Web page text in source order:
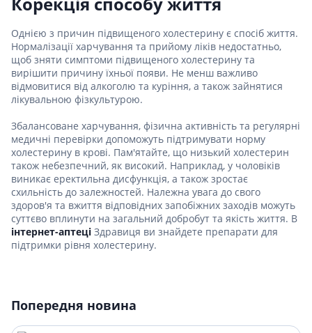
Однією з причин підвищеного холестерину є спосіб життя.
Нормалізації харчування та прийому ліків недостатньо,
щоб зняти симптоми підвищеного холестерину та
вирішити причину їхньої появи. Не менш важливо
відмовитися від алкоголю та куріння, а також зайнятися
лікувальною фізкультурою.
Збалансоване харчування, фізична активність та регулярні
медичні перевірки допоможуть підтримувати норму
холестерину в крові. Пам'ятайте, що низький холестерин
також небезпечний, як високий. Наприклад, у чоловіків
виникає еректильна дисфункція, а також зростає
схильність до залежностей. Належна увага до свого
здоров'я та вжиття відповідних запобіжних заходів можуть
суттєво вплинути на загальний добробут та якість життя. В
інтернет-аптеці Здравиця ви знайдете препарати для
підтримки рівня холестерину.
Попередня новина